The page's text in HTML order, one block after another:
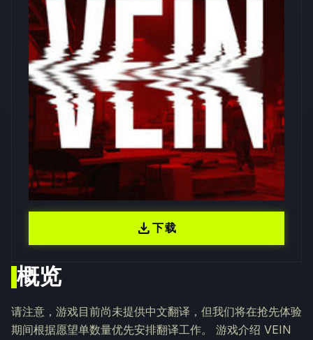
概览
请注意，游戏目前尚未提供中文翻译，但我们将在抢先体验
期间根据愿望单数量优先安排翻译工作。 游戏介绍 VEIN
download下载